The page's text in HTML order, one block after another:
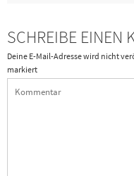
SCHREIBE EINEN
Deine E-Mail-Adresse wird nicht
markiert